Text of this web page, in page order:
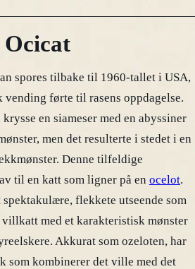
spores tilbake til 1960-tallet i USA,
vending førte til rasens oppdagelse.
en siameser med en abyssiner
men det resulterte i stedet i en
Denne tilfeldige
til en katt som ligner på en ocelot.
flekkete utseende som
med et karakteristisk mønster
Akkurat som ozeloten, har
som kombinerer det ville med det